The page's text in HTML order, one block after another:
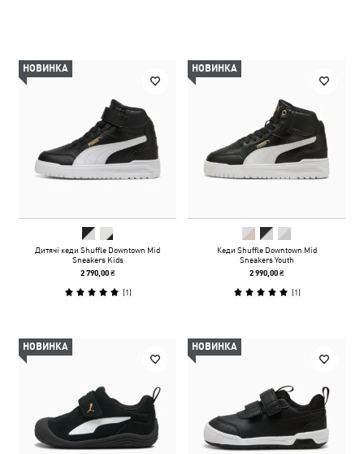
НОВИНКА
Дитячі кеди Shuffle Downtown Mid
Sneakers Kids
2 790,00 ₴
(1)
НОВИНКА
Кеди Shuffle Downtown Mid
Sneakers Youth
2 990,00 ₴
(1)
НОВИНКА НОВИНКА